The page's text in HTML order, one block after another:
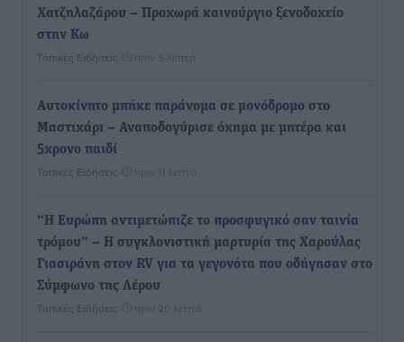
Χατζηλαζάρου – Προχωρά καινούργιο ξενοδοχείο
στην Κω
Τοπικές Ειδήσεις πριν 5 λεπτά
Αυτοκίνητο μπήκε παράνομα σε μονόδρομο στο
Μαστιχάρι – Αναποδογύρισε όχημα με μητέρα και
5χρονο παιδί
Τοπικές Ειδήσεις πριν 11 λεπτά
“Η Ευρώπη αντιμετώπιζε το προσφυγικό σαν ταινία
τρόμου” – Η συγκλονιστική μαρτυρία της Χαρούλας
Γιασιράνη στον RV για τα γεγονότα που οδήγησαν στο
Σύμφωνο της Λέρου
Τοπικές Ειδήσεις πριν 20 λεπτά